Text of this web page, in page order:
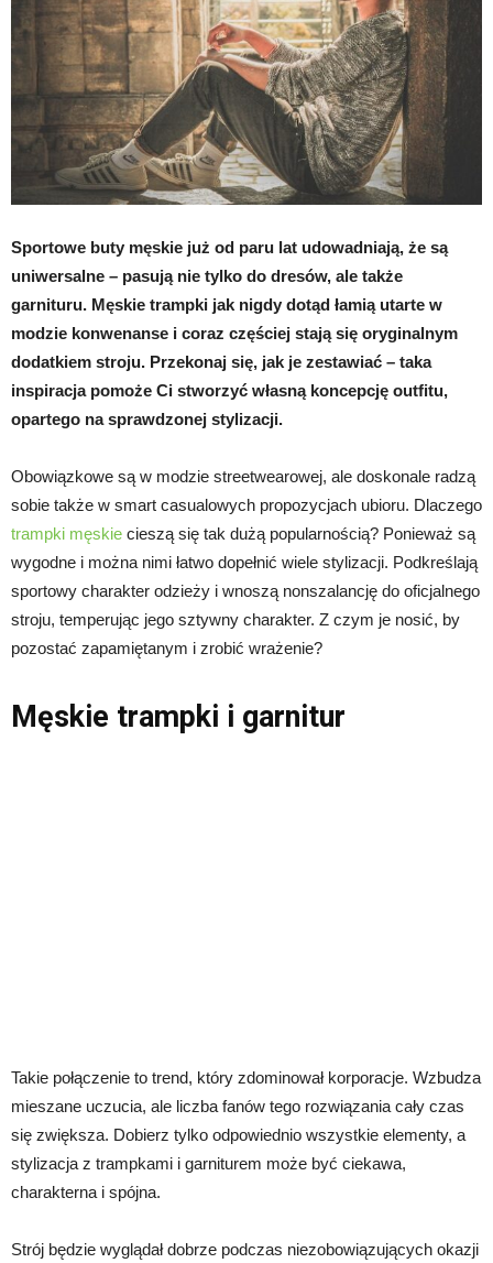
Sportowe buty męskie już od paru lat udowadniają, że są
uniwersalne – pasują nie tylko do dresów, ale także
garnituru. Męskie trampki jak nigdy dotąd łamią utarte w
modzie konwenanse i coraz częściej stają się oryginalnym
dodatkiem stroju. Przekonaj się, jak je zestawiać – taka
inspiracja pomoże Ci stworzyć własną koncepcję outfitu,
opartego na sprawdzonej stylizacji.
Obowiązkowe są w modzie streetwearowej, ale doskonale radzą
sobie także w smart casualowych propozycjach ubioru. Dlaczego
trampki męskie cieszą się tak dużą popularnością? Ponieważ są
wygodne i można nimi łatwo dopełnić wiele stylizacji. Podkreślają
sportowy charakter odzieży i wnoszą nonszalancję do oficjalnego
stroju, temperując jego sztywny charakter. Z czym je nosić, by
pozostać zapamiętanym i zrobić wrażenie?
Męskie trampki i garnitur
Takie połączenie to trend, który zdominował korporacje. Wzbudza
mieszane uczucia, ale liczba fanów tego rozwiązania cały czas
się zwiększa. Dobierz tylko odpowiednio wszystkie elementy, a
stylizacja z trampkami i garniturem może być ciekawa,
charakterna i spójna.
Strój będzie wyglądał dobrze podczas niezobowiązujących okazji